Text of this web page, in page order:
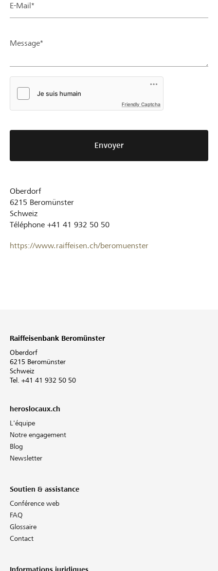
E-Mail*
Message*
Friendly Captcha
Envoyer
Oberdorf
6215 Beromünster
Schweiz
Téléphone +41 41 932 50 50
https://www.raiffeisen.ch/beromuenster
Raiffeisenbank Beromünster
Oberdorf
6215 Beromünster
Schweiz
Tel. +41 41 932 50 50
heroslocaux.ch
L'équipe
Notre engagement
Blog
Newsletter
Soutien & assistance
Conférence web
FAQ
Glossaire
Contact
Informations juridiques